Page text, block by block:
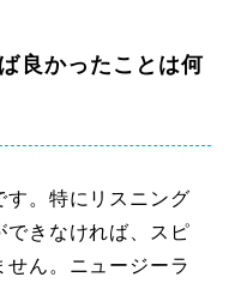
良かったことは何
。特にリスニング
きなければ、スピ
ん。ニュージーラ